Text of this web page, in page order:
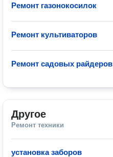
Ремонт газонокосилок
Ремонт культиваторов
Ремонт садовых райдеров
Другое
Ремонт техники
установка заборов